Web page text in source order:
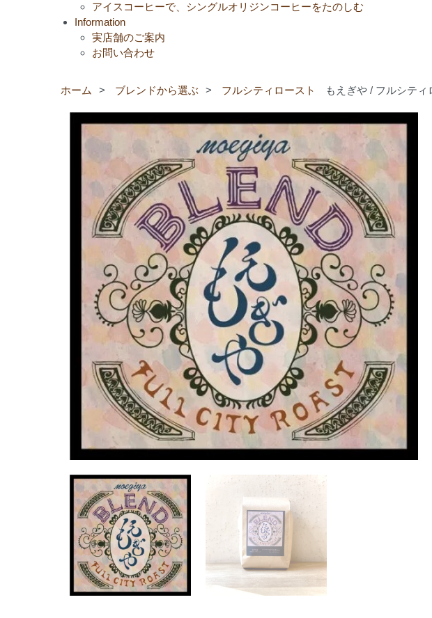
アイスコーヒーで、シングルオリジンコーヒーをたのしむ
Information
実店舗のご案内
お問い合わせ
ホーム > ブレンドから選ぶ > フルシティロースト もえぎや / フルシティ